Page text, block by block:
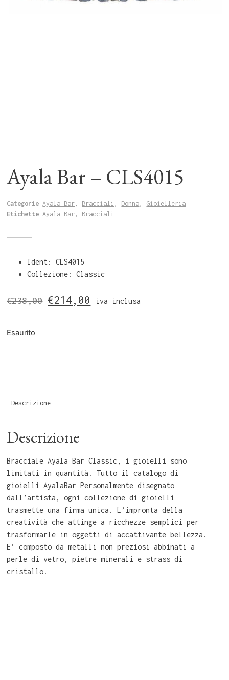
Ayala Bar – CLS4015
Categorie Ayala Bar, Bracciali , Donna, Gioielleria
Etichette Ayala Bar, Bracciali
Ident: CLS4015
Collezione: Classic
€238,00 €214,00 iva inclusa
Esaurito
Descrizione
Descrizione
Bracciale Ayala Bar Classic, i gioielli sono
limitati in quantità. Tutto il catalogo di
gioielli AyalaBar Personalmente disegnato
dall’artista, ogni collezione di gioielli
trasmette una firma unica. L’impronta della
creatività che attinge a ricchezze semplici per
trasformarle in oggetti di accattivante bellezza.
E’ composto da metalli non preziosi abbinati a
perle di vetro, pietre minerali e strass di
cristallo.